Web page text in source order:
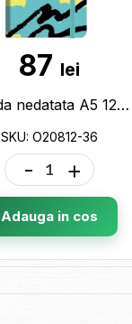
87 lei
Agenda nedatata A5 128 foi cu elastic (cop.tare) linii O20812-36
SKU: O20812-36
- +
Adauga in cos